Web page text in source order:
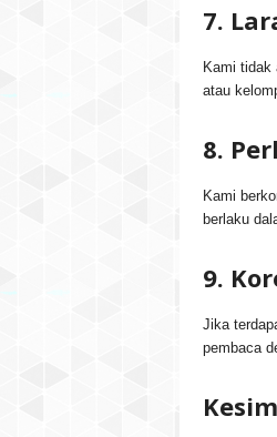
7.
Kami tidak
atau
8.
Kami
berlaku
9.
Jika
pembaca